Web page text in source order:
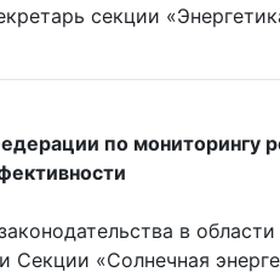
секции
по мониторингу
в области
Секции «Солнечная